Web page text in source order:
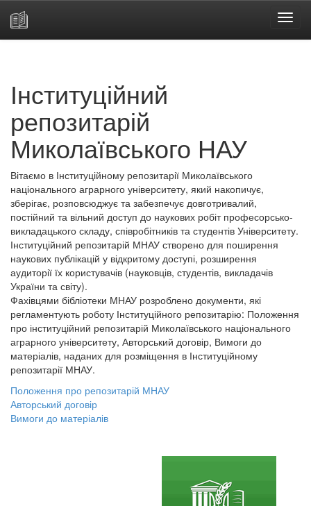
Інституційний
репозитарій
Миколаївського НАУ
Вітаємо в Інституційному репозитарії Миколаївського
національного аграрного університету, який накопичує,
зберігає, розповсюджує та забезпечує довготривалий,
постійний та вільний доступ до наукових робіт професорсько-
викладацького складу, співробітників та студентів Університету.
Інституційний репозитарій МНАУ створено для поширення
наукових публікацій у відкритому доступі, розширення
аудиторії їх користувачів (науковців, студентів, викладачів
України та світу).
Фахівцями бібліотеки МНАУ розроблено документи, які
регламентують роботу Інституційного репозитарію: Положення
про інституційний репозитарій Миколаївського національного
аграрного університету, Авторський договір, Вимоги до
матеріалів, наданих для розміщення в Інституційному
репозитарії МНАУ.
Положення про репозитарій МНАУ
Авторський договір
Вимоги до матеріалів